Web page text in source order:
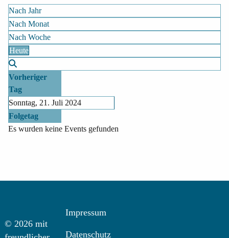
Nach Jahr
Nach Monat
Nach Woche
Heute
Vorheriger
Tag
Sonntag, 21. Juli 2024
Folgetag
Es wurden keine Events gefunden
© 2026 mit
Impressum
Datenschutz